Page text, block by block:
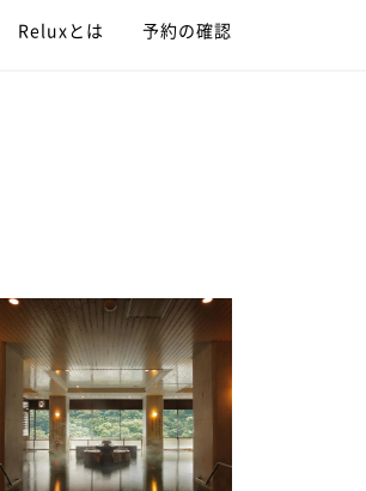
Reluxとは 予約の確認